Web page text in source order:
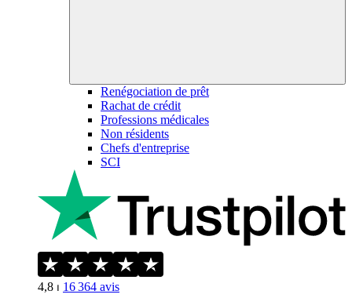
Renégociation de prêt
Rachat de crédit
Professions médicales
Non résidents
Chefs d'entreprise
SCI
4,8 ⏐ 16 364 avis